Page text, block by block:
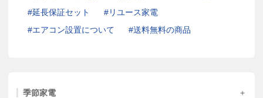
延長保証セット
リユース家電
エアコン設置について
送料無料の商品
季節家電